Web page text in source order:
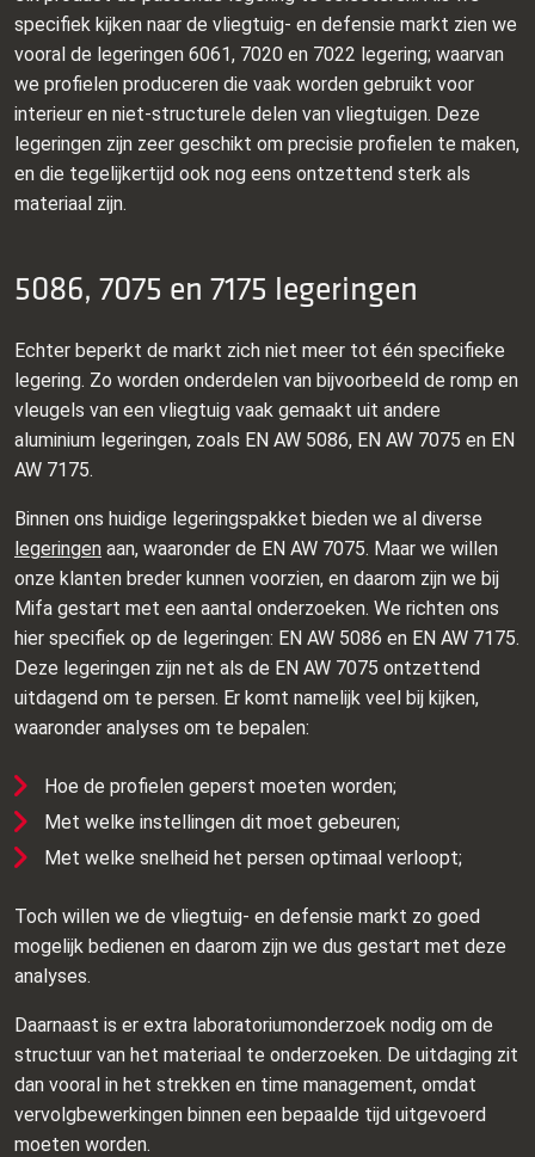
specifiek kijken naar de vliegtuig- en defensie markt zien we
vooral de legeringen 6061, 7020 en 7022 legering; waarvan
we profielen produceren die vaak worden gebruikt voor
interieur en niet-structurele delen van vliegtuigen. Deze
legeringen zijn zeer geschikt om precisie profielen te maken,
en die tegelijkertijd ook nog eens ontzettend sterk als
materiaal zijn.
5086, 7075 en 7175 legeringen
Echter beperkt de markt zich niet meer tot één specifieke
legering. Zo worden onderdelen van bijvoorbeeld de romp en
vleugels van een vliegtuig vaak gemaakt uit andere
aluminium legeringen, zoals EN AW 5086, EN AW 7075 en EN
AW 7175.
Binnen ons huidige legeringspakket bieden we al diverse
legeringen aan, waaronder de EN AW 7075. Maar we willen
onze klanten breder kunnen voorzien, en daarom zijn we bij
Mifa gestart met een aantal onderzoeken. We richten ons
hier specifiek op de legeringen: EN AW 5086 en EN AW 7175.
Deze legeringen zijn net als de EN AW 7075 ontzettend
uitdagend om te persen. Er komt namelijk veel bij kijken,
waaronder analyses om te bepalen:
Hoe de profielen geperst moeten worden;
Met welke instellingen dit moet gebeuren;
Met welke snelheid het persen optimaal verloopt;
Toch willen we de vliegtuig- en defensie markt zo goed
mogelijk bedienen en daarom zijn we dus gestart met deze
analyses.
Daarnaast is er extra laboratoriumonderzoek nodig om de
structuur van het materiaal te onderzoeken. De uitdaging zit
dan vooral in het strekken en time management, omdat
vervolgbewerkingen binnen een bepaalde tijd uitgevoerd
moeten worden.